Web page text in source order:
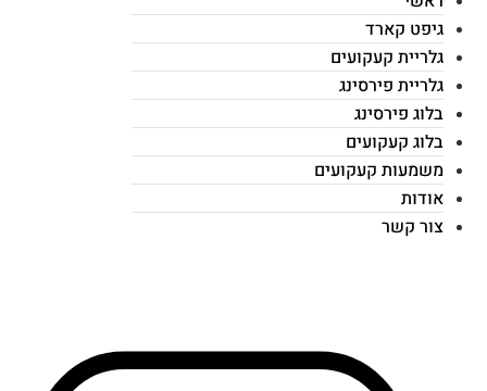
גיפט קארד
גלריית קעקועים
גלריית פירסינג
בלוג פירסינג
בלוג קעקועים
משמעות קעקועים
אודות
צור קשר